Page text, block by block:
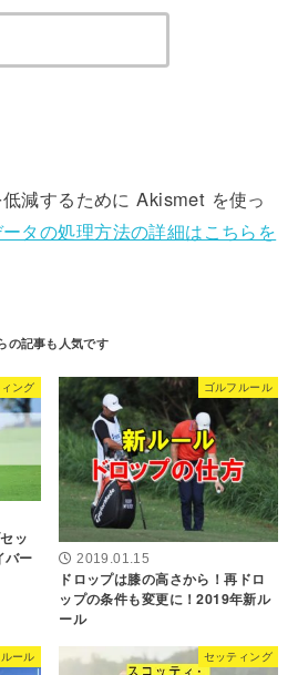
減するために Akismet を使っ
タの処理方法の詳細はこちらを
ング
ッ
バー
ゴルフルール
2019.01.15
ドロップは膝の高さから！再ドロ
ップの条件も変更に！2019年新ル
ール
ール セッティング